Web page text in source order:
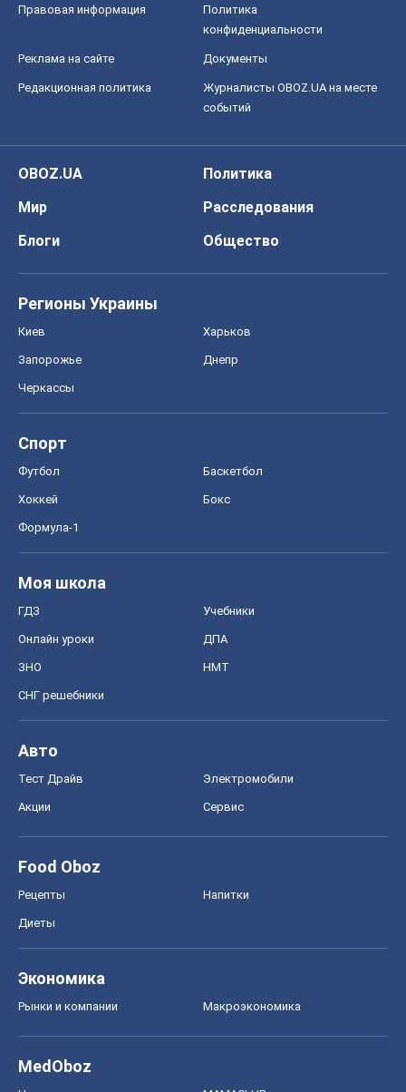
Правовая информация
Политика
конфиденциальности
Реклама на сайте Документы
Редакционная политика
Журналисты OBOZ.UA на месте
событий
OBOZ.UA
Политика
Мир
Расследования
Блоги
Общество
Регионы Украины
Киев Харьков
Запорожье Днепр
Черкассы
Спорт
Футбол Баскетбол
Хоккей Бокс
Формула-1
Моя школа
ГДЗ Учебники
Онлайн уроки ДПА
ЗНО НМТ
СНГ решебники
Авто
Тест Драйв Электромобили
Акции Сервис
Food Oboz
Рецепты Напитки
Диеты
Экономика
Рынки и компании Mакроэкономика
MedOboz